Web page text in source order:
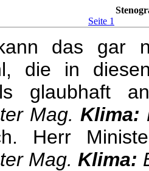
Seite 1
das gar
die in
glaubhaft
Mag. Klima:
Herr
Mag. Klima: